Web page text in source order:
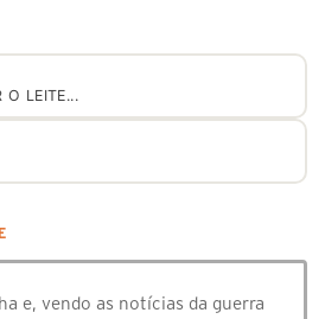
O LEITE...
e, vendo as notícias da guerra